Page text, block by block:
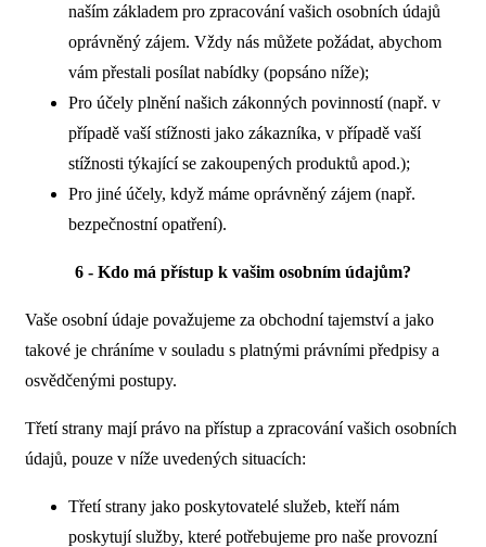
naším základem pro zpracování vašich osobních údajů
oprávněný zájem. Vždy nás můžete požádat, abychom
vám přestali posílat nabídky (popsáno níže);
Pro účely plnění našich zákonných povinností (např. v
případě vaší stížnosti jako zákazníka, v případě vaší
stížnosti týkající se zakoupených produktů apod.);
Pro jiné účely, když máme oprávněný zájem (např.
bezpečnostní opatření).
6 - Kdo má přístup k vašim osobním údajům?
Vaše osobní údaje považujeme za obchodní tajemství a jako
takové je chráníme v souladu s platnými právními předpisy a
osvědčenými postupy.
Třetí strany mají právo na přístup a zpracování vašich osobních
údajů, pouze v níže uvedených situacích:
Třetí strany jako poskytovatelé služeb, kteří nám
poskytují služby, které potřebujeme pro naše provozní